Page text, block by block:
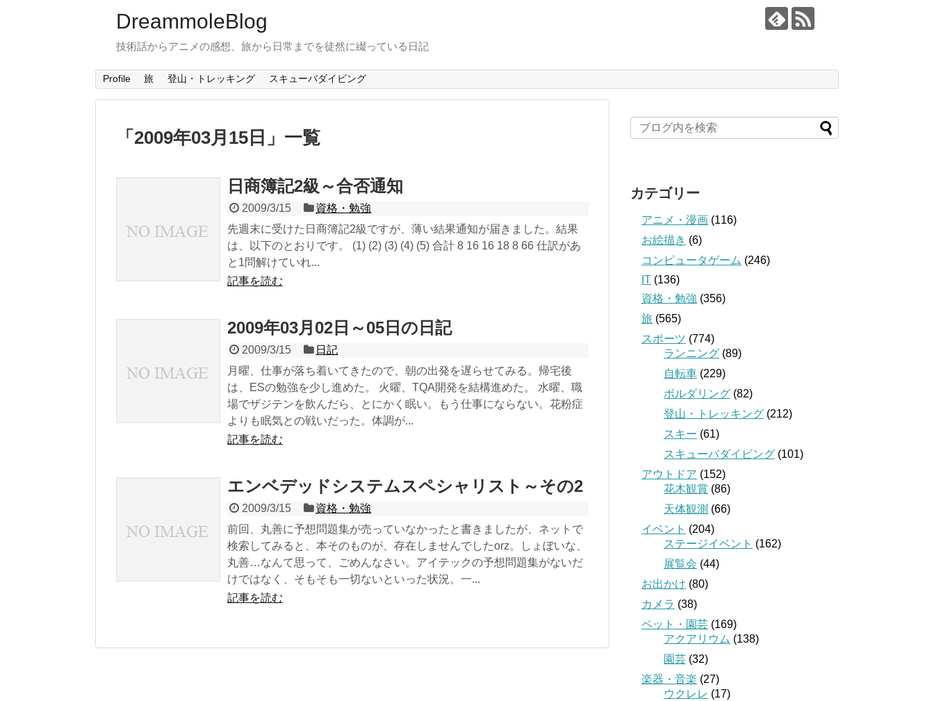
DreammoleBlog
技術話からアニメの感想、旅から日常までを徒然に綴っている日記
Profile 旅 登山・トレッキング スキューバダイビング
「 2009年03月15日 」 一覧
日商簿記2級～合否通知
2009/3/15
資格・勉強
先週末に受けた日商簿記2級ですが、薄い結果通知が届きました。結果
は、以下のとおりです。 (1) (2) (3) (4) (5) 合計 8 16 16 18 8 66 仕訳があ
と1問解けていれ...
記事を読む
2009年03月02日～05日の日記
2009/3/15
日記
月曜、仕事が落ち着いてきたので、朝の出発を遅らせてみる。帰宅後
は、ESの勉強を少し進めた。 火曜、TQA開発を結構進めた。 水曜、職
場でザジテンを飲んだら、とにかく眠い。もう仕事にならない。花粉症
よりも眠気との戦いだった。体調が...
記事を読む
エンベデッドシステムスペシャリスト～その2
2009/3/15
資格・勉強
前回、丸善に予想問題集が売っていなかったと書きましたが、ネットで
検索してみると、本そのものが、存在しませんでしたorz。しょぼいな、
丸善…なんて思って、ごめんなさい。アイテックの予想問題集がないだ
けではなく、そもそも一切ないといった状況。一...
記事を読む
カテゴリー
アニメ・漫画 (116)
お絵描き (6)
コンピュータゲーム (246)
IT (136)
資格・勉強 (356)
旅 (565)
スポーツ (774)
ランニング (89)
自転車 (229)
ボルダリング (82)
登山・トレッキング (212)
スキー (61)
スキューバダイビング (101)
アウトドア (152)
花木観賞 (86)
天体観測 (66)
イベント (204)
ステージイベント (162)
展覧会 (44)
お出かけ (80)
カメラ (38)
ペット・園芸 (169)
アクアリウム (138)
園芸 (32)
楽器・音楽 (27)
ウクレレ (17)